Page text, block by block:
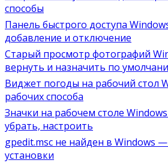
способы
Панель быстрого доступа
добавление и отключение
Старый просмотр фотографий
вернуть и назначить по
Виджет погоды на рабочий стол
рабочих способа
Значки на рабочем столе
убрать, настроить
gpedit.msc не найден в Windows
установки